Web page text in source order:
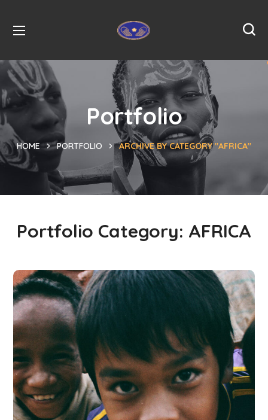
Portfolio
HOME PORTFOLIO ARCHIVE BY CATEGORY "AFRICA"
Portfolio Category: AFRICA